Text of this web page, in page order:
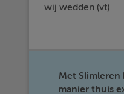
wij wedden (vt)
Met Slimleren
manier thuis